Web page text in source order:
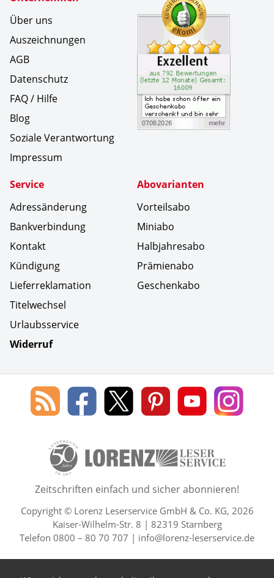
Über uns
Auszeichnungen
AGB
Datenschutz
FAQ / Hilfe
Blog
Soziale Verantwortung
Impressum
Service
Adressänderung
Bankverbindung
Kontakt
Kündigung
Lieferreklamation
Titelwechsel
Urlaubsservice
Widerruf
Abovarianten
Vorteilsabo
Miniabo
Halbjahresabo
Prämienabo
Geschenkabo
Social Media
Blog
des
Leserservice
Lorenz
Leserservice
Lorenz
Leserservice
Lorenz
Leserservice
Lorenz
Leserservice
Lorenz
50 Lesefreude im Abo Jahre
Zeitschriften einfach und sicher abonnieren!
Copyright © Lorenz Leserservice GmbH & Co. KG, 2026
Kaiser-Wilhelm-Str. 8 | 82319 Starnberg
Telefon 0800 – 80 70 707 | info@lorenz-leserservice.de